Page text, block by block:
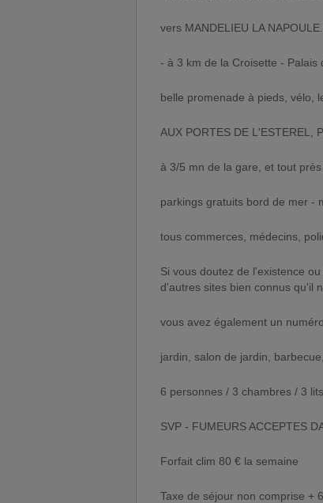
vers MANDELIEU LA
- à 3 km de la Croisette - Palais
belle promenade à pieds, vélo,
AUX PORTES DE L'ESTEREL,
à 3/5 mn de la gare, et tout
parkings gratuits bord de mer -
tous commerces, médecins,
Si vous doutez de l'existence
d'autres sites bien connus qu'il
vous avez également un
jardin, salon de jardin,
6 personnes / 3 chambres / 3
SVP - FUMEURS ACCEPTES
Forfait clim 80 € la semaine
Taxe de séjour non comprise +